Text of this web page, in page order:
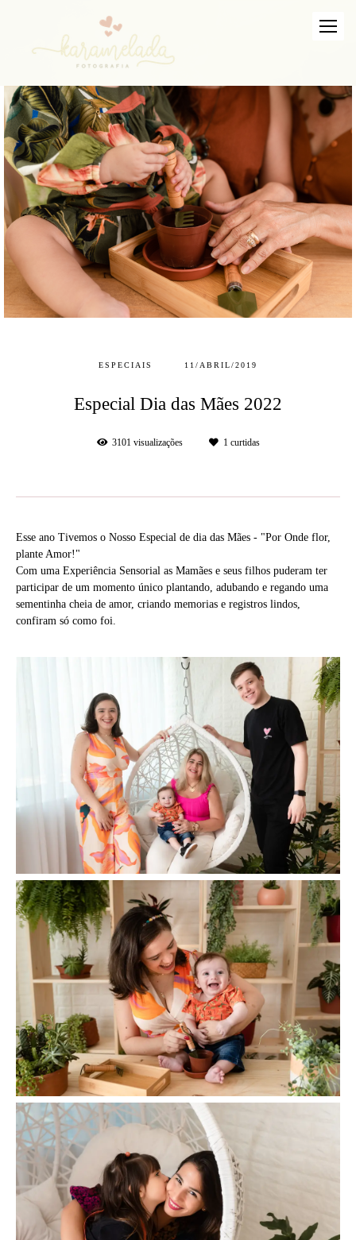
ESPECIAIS 11/ABRIL/2019
Especial Dia das Mães 2022
3101visualizações 1curtidas
Esse ano Tivemos o Nosso Especial de dia das Mães - "Por Onde flor,
plante Amor!"
Com uma Experiência Sensorial as Mamães e seus filhos puderam ter
participar de um momento único plantando, adubando e regando uma
sementinha cheia de amor, criando memorias e registros lindos,
confiram só como foi.